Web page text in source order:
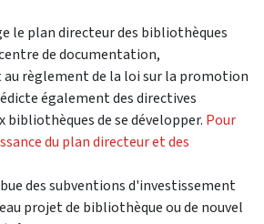
le plan directeur des bibliothèques
de documentation,
règlement de la loi sur la promotion
également des directives
de se développer. Pour
du plan directeur et des
des subventions d'investissement
projet de bibliothèque ou de nouvel